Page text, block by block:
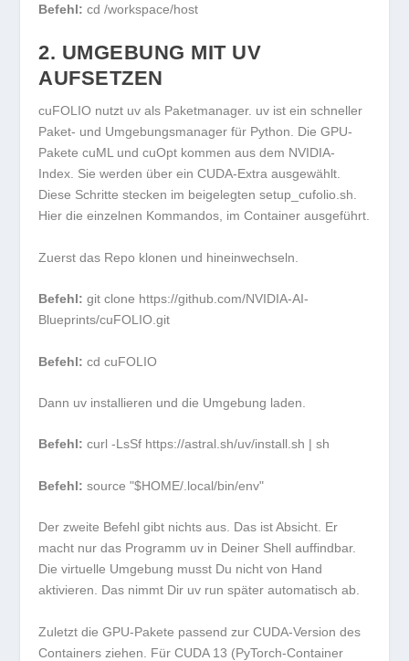
Befehl: cd /workspace/host
2. UMGEBUNG MIT UV
AUFSETZEN
cuFOLIO nutzt uv als Paketmanager. uv ist ein schneller
Paket- und Umgebungsmanager für Python. Die GPU-
PaketecuMLundcuOpt kommen aus dem NVIDIA-
Index. Sie werden über ein CUDA-Extra ausgewählt.
Diese Schritte stecken im beigelegtensetup_cufolio.sh.
Hier die einzelnen Kommandos, im Container ausgeführt.
Zuerst das Repo klonen und hineinwechseln.
Befehl: git clone https://github.com/NVIDIA-AI-
Blueprints/cuFOLIO.git
Befehl: cd cuFOLIO
Dann uv installieren und die Umgebung laden.
Befehl: curl -LsSf https://astral.sh/uv/install.sh | sh
Befehl: source "$HOME/.local/bin/env"
Der zweite Befehl gibt nichts aus. Das ist Absicht. Er
macht nur das Programm uv in Deiner Shell auffindbar.
Die virtuelle Umgebung musst Du nicht von Hand
aktivieren. Das nimmt Dir uv run später automatisch ab.
Zuletzt die GPU-Pakete passend zur CUDA-Version des
Containers ziehen. Für CUDA 13 (PyTorch-Container